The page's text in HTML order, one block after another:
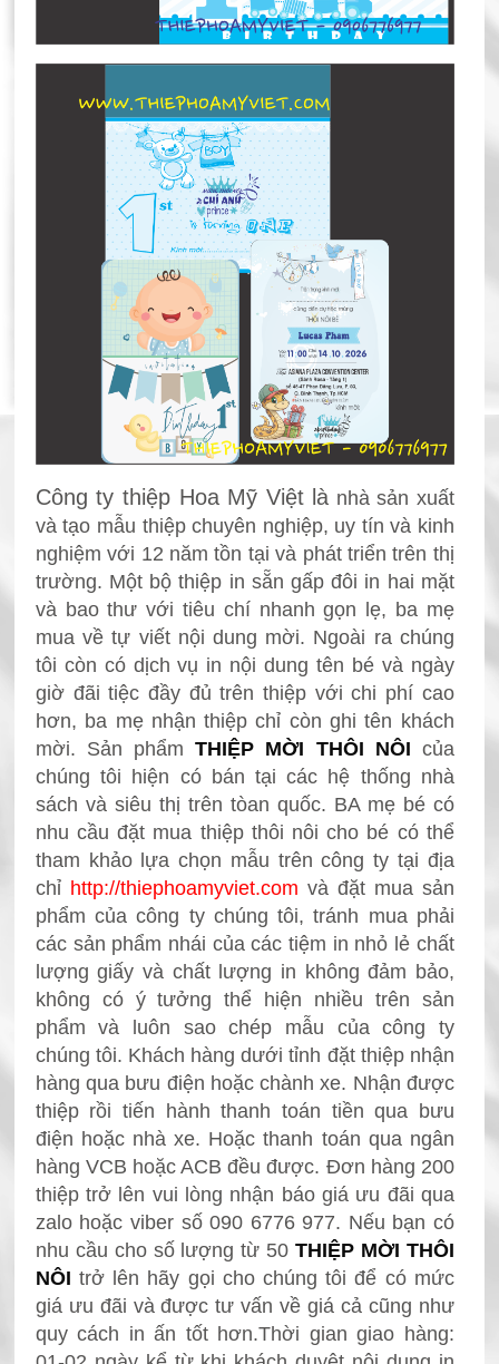
Công ty thiệp Hoa Mỹ Việt là nhà sản xuất
và tạo mẫu thiệp chuyên nghiệp, uy tín và kinh
nghiệm với 12 năm tồn tại và phát triển trên thị
trường. Một bộ thiệp in sẵn gấp đôi in hai mặt
và bao thư với tiêu chí nhanh gọn lẹ, ba mẹ
mua về tự viết nội dung mời. Ngoài ra chúng
tôi còn có dịch vụ in nội dung tên bé và ngày
giờ đãi tiệc đầy đủ trên thiệp với chi phí cao
hơn, ba mẹ nhận thiệp chỉ còn ghi tên khách
mời. Sản phẩmTHIỆP MỜI THÔI NÔI của
chúng tôi hiện có bán tại các hệ thống nhà
sách và siêu thị trên tòan quốc. BA mẹ bé có
nhu cầu đặt mua thiệp thôi nôi cho bé có thể
tham khảo lựa chọn mẫu trên công ty tại địa
chỉ http://thiephoamyviet.com và đặt mua sản
phẩmcủa công ty chúng tôi, tránh mua phải
các sản phẩm nhái của các tiệm in nhỏ lẻ chất
lượng giấy và chất lượng in không đảm bảo,
không có ý tưởng thể hiện nhiều trên sản
phẩm và luôn sao chép mẫu
của công ty
chúng tôi. Khách hàng dưới tỉnh đặt thiệp nhận
hàng qua bưu điện hoặc chành xe. Nhận được
thiệp rồi tiến hành thanh toán tiền qua bưu
điện hoặc nhà xe. Hoặc thanh toán qua ngân
hàng VCB hoặc ACB đều được. Đơn hàng 200
thiệp trở lên vui lòng nhận báo giá ưu đãi qua
zalo hoặc viber số 090 6776 977. Nếu bạn có
nhu cầu cho số lượng từ 50THIỆP MỜI THÔI
NÔI trở lên hãy gọi cho chúng tôi để có mức
giá ưu đãi và được tư vấn về giá cả cũng như
quy cách in ấn tốt hơn.Thời gian giao hàng: